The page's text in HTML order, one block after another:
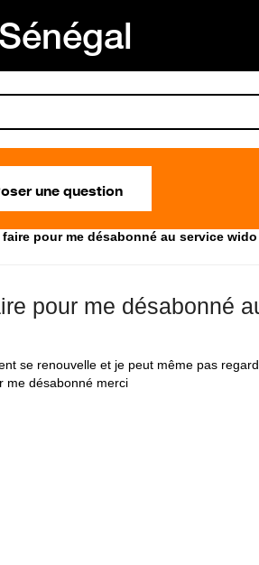
une question
pour me désabonné au service
pour me désabonné
se renouvelle et je peut même pas
me désabonné merci